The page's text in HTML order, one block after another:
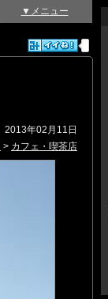
▼メニュー
2013年02月11日
> カフェ・喫茶店